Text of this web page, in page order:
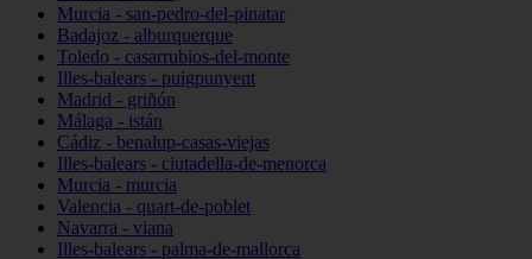
Murcia - san-pedro-del-pinatar
Badajoz - alburquerque
Toledo - casarrubios-del-monte
Illes-balears - puigpunyent
Madrid - griñón
Málaga - istán
Cádiz - benalup-casas-viejas
Illes-balears - ciutadella-de-menorca
Murcia - murcia
Valencia - quart-de-poblet
Navarra - viana
Illes-balears - palma-de-mallorca